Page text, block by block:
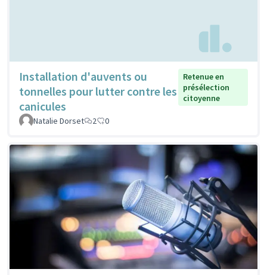
Installation d'auvents ou
tonnelles pour lutter contre les
canicules
Retenue en
présélection
citoyenne
Natalie Dorset 2 0